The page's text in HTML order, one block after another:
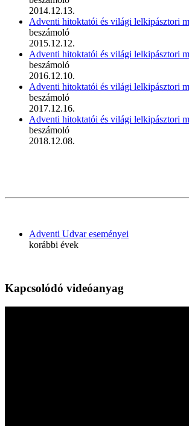
2014.12.13.
Adventi hitoktatói és világi lelkipásztori
beszámoló
2015.12.12.
Adventi hitoktatói és világi lelkipásztori
beszámoló
2016.12.10.
Adventi hitoktatói és világi lelkipásztori
beszámoló
2017.12.16.
Adventi hitoktatói és világi lelkipásztori
beszámoló
2018.12.08.
Adventi Udvar eseményei
korábbi évek
Kapcsolódó videóanyag